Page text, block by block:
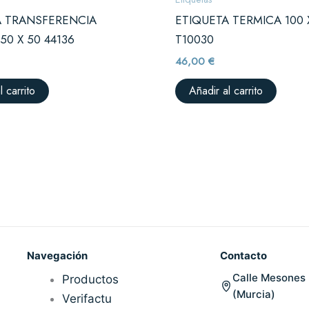
TRANSFERENCIA
X 50 44136
carrito
ETIQUETA TERMICA 100
T10030
46,00€
Añadir al carrito
Navegación
Productos
Verifactu
Contacto
Calle
(Murcia)